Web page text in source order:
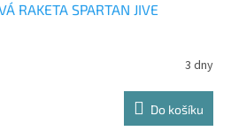
RAKETA SPARTAN JIVE
3 dny
Do košíku